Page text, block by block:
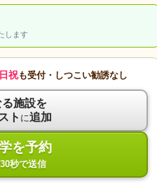
します
祝も受付・しつこい勧誘なし
施設を
ト に追加
を予約
秒で送信